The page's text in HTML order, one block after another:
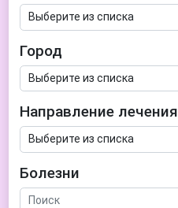
Город
Направление лечения
Болезни